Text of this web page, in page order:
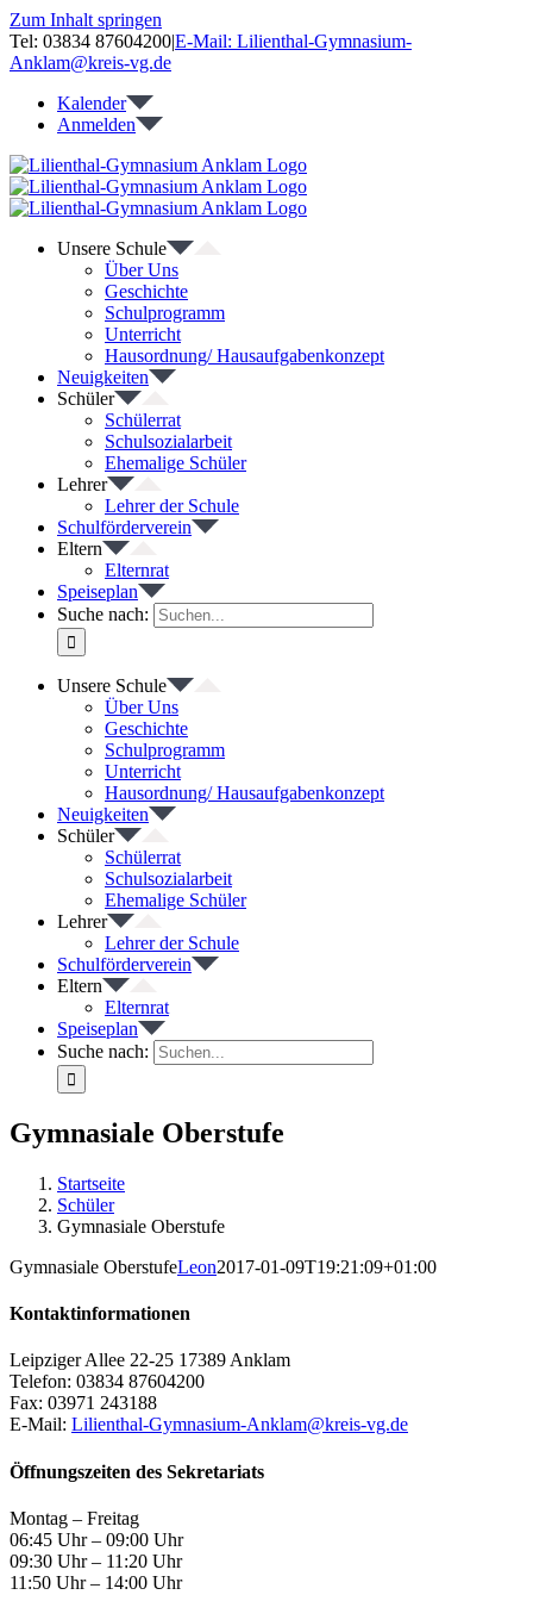
Zum Inhalt springen
Tel: 03834 87604200|E-Mail: Lilienthal-Gymnasium-
Anklam@kreis-vg.de
Kalender
Anmelden
Unsere Schule
Über Uns
Geschichte
Schulprogramm
Unterricht
Hausordnung/ Hausaufgabenkonzept
Neuigkeiten
Schüler
Schülerrat
Schulsozialarbeit
Ehemalige Schüler
Lehrer
Lehrer der Schule
Schulförderverein
Eltern
Elternrat
Speiseplan
Suche nach:
Unsere Schule
Über Uns
Geschichte
Schulprogramm
Unterricht
Hausordnung/ Hausaufgabenkonzept
Neuigkeiten
Schüler
Schülerrat
Schulsozialarbeit
Ehemalige Schüler
Lehrer
Lehrer der Schule
Schulförderverein
Eltern
Elternrat
Speiseplan
Suche nach:
Gymnasiale Oberstufe
Startseite
Schüler
Gymnasiale Oberstufe
Gymnasiale OberstufeLeon2017-01-09T19:21:09+01:00
Kontaktinformationen
Leipziger Allee 22-25 17389 Anklam
Telefon: 03834 87604200
Fax: 03971 243188
E-Mail: Lilienthal-Gymnasium-Anklam@kreis-vg.de
Öffnungszeiten des Sekretariats
Montag – Freitag
06:45 Uhr – 09:00 Uhr
09:30 Uhr – 11:20 Uhr
11:50 Uhr – 14:00 Uhr